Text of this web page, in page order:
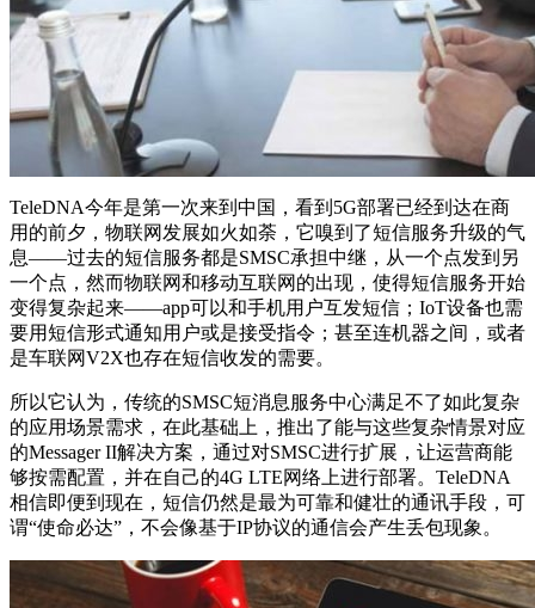
TeleDNA今年是第一次来到中国，看到5G部署已经到达在商
用的前夕，物联网发展如火如荼，它嗅到了短信服务升级的气
息——过去的短信服务都是SMSC承担中继，从一个点发到另
一个点，然而物联网和移动互联网的出现，使得短信服务开始
变得复杂起来——app可以和手机用户互发短信；IoT设备也需
要用短信形式通知用户或是接受指令；甚至连机器之间，或者
是车联网V2X也存在短信收发的需要。
所以它认为，传统的SMSC短消息服务中心满足不了如此复杂
的应用场景需求，在此基础上，推出了能与这些复杂情景对应
的Messager II解决方案，通过对SMSC进行扩展，让运营商能
够按需配置，并在自己的4G LTE网络上进行部署。TeleDNA
相信即便到现在，短信仍然是最为可靠和健壮的通讯手段，可
谓“使命必达”，不会像基于IP协议的通信会产生丢包现象。